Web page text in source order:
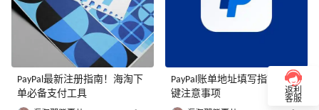
PayPal最新注册指南！海淘下
单必备支付工具
PayPal账单地址填写指南，关
键注意事项
返利
客服